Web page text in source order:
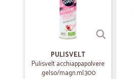
PULISVELT
Pulisvelt acchiappapolvere
.gelso/magn.ml.300